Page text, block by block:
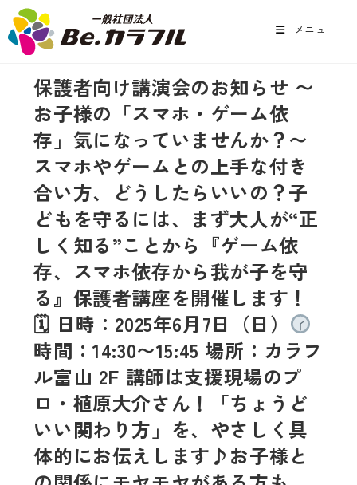
メニュー
保護者向け講演会のお知らせ 〜
お子様の「スマホ・ゲーム依
存」気になっていませんか？〜
スマホやゲームとの上手な付き
合い方、どうしたらいいの？子
どもを守るには、まず大人が“正
しく知る”ことから『ゲーム依
存、スマホ依存から我が子を守
る』保護者講座を開催します！
🗓 日時：2025年6月7日（日）
時間：14:30〜15:45 場所：カラフ
ル富山 2F‍ 講師は支援現場のプ
ロ・植原大介さん！「ちょうど
いい関わり方」を、やさしく具
体的にお伝えします♪お子様と